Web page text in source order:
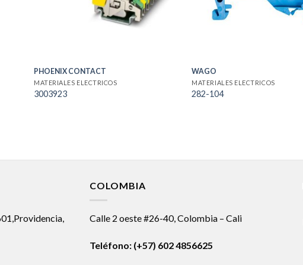
PHOENIX CONTACT
MATERIALES ELECTRICOS
3003923
WAGO
MATERIALES ELECTRICOS
282-104
COLOMBIA
Calle 2 oeste #26-40, Colombia – Cali
Teléfono: (+57) 602 4856625